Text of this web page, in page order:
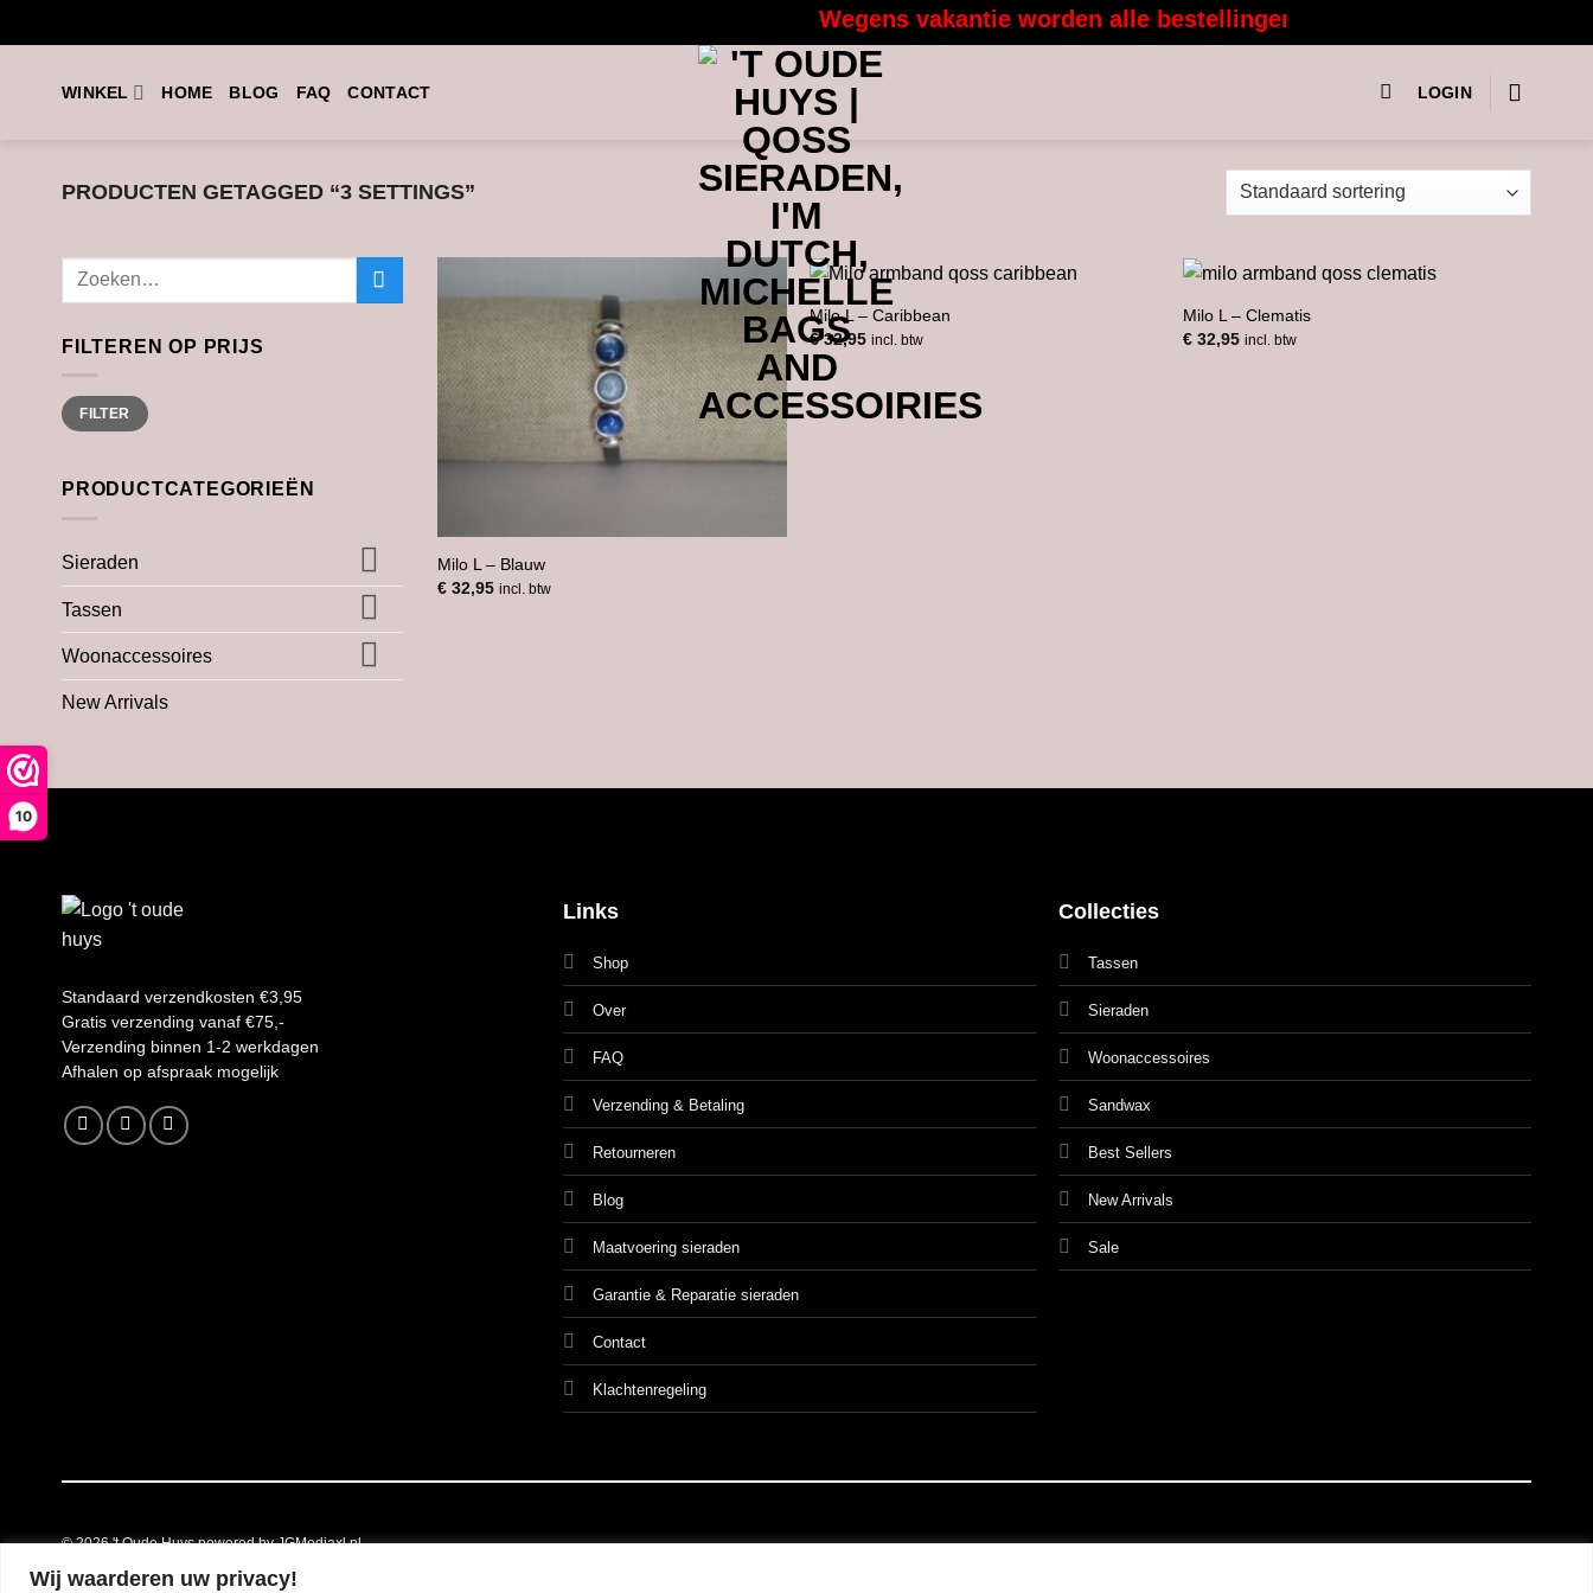
10
Wij waarderen uw privacy!
naar
Wegens vakantie worden alle bestellingen vanaf 3 augustus weer
WINKEL HOME BLOG FAQ CONTACT LOGIN
PRODUCTEN GETAGGED “3 SETTINGS”
Zoeken
FILTEREN OP PRIJS
Min.
prijs
Max.
prijsFILTER
PRODUCTCATEGORIEËN
Sieraden
Tassen
Woonaccessoires
New Arrivals
Milo L – Blauw
€ 32,95 incl. btw
Milo L – Caribbean
€32,95 incl. btw
Milo L – Clematis
€32,95 incl. btw
Standaard verzendkosten €3,95
Gratis verzending vanaf €75,-
Verzending binnen 1-2 werkdagen
Afhalen op afspraak mogelijk
Links
Shop
Over
FAQ
Verzending & Betaling
Retourneren
Blog
Maatvoering sieraden
Garantie & Reparatie sieraden
Contact
Klachtenregeling
Collecties
Tassen
Sieraden
Woonaccessoires
Sandwax
Best Sellers
New Arrivals
Sale
© 2026't Oude Huys powered by JGMediaxl.nl